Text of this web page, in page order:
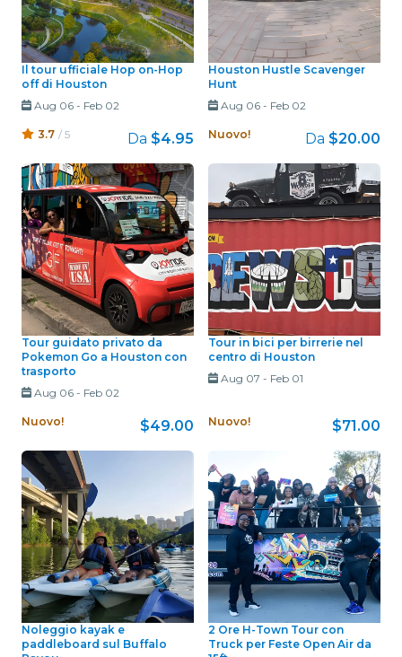
Il tour ufficiale Hop on-Hop
off di Houston
Aug 06- Feb 02
3.7 / 5 Da $4.95
Houston Hustle Scavenger
Hunt
Aug 06- Feb 02
Nuovo! Da $20.00
Tour guidato privato da
Pokemon Go a Houston con
trasporto
Aug 06- Feb 02
Nuovo! $49.00
Tour in bici per birrerie nel
centro di Houston
Aug 07 - Feb 01
Nuovo! $71.00
Noleggio kayak e
paddleboard sul Buffalo
2 Ore H-Town Tour con
Truck per Feste Open Air da